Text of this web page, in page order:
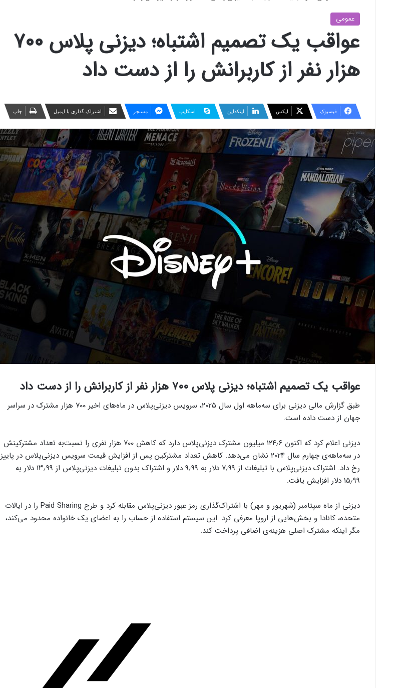
عمومی
عواقب یک تصمیم اشتباه؛ دیزنی پلاس ۷۰۰
هزار نفر از کاربرانش را از دست داد
فیسبوک ایکس لینکداین اسکایپ مسنجر اشتراک گذاری با ایمیل چاپ
عواقب یک تصمیم اشتباه؛ دیزنی پلاس ۷۰۰ هزار نفر از کاربرانش را از دست داد
طبق گزارش مالی دیزنی برای سه‌ماهه اول سال ۲۰۲۵، سرویس دیزنی‌پلاس در ماه‌های اخیر ۷۰۰ هزار مشترک در سراسر
جهان از دست داده است.
دیزنی اعلام کرد که اکنون ۱۲۴٫۶ میلیون مشترک دیزنی‌پلاس دارد که کاهش ۷۰۰ هزار نفری را نسبت‌به تعداد مشترکینش
در سه‌ماهه‌ی چهارم سال ۲۰۲۴ نشان می‌دهد. کاهش تعداد مشترکین پس از افزایش قیمت سرویس دیزنی‌پلاس در پاییز
رخ داد. اشتراک دیزنی‌پلاس با تبلیغات از ۷٫۹۹ دلار به ۹٫۹۹ دلار و اشتراک بدون تبلیغات دیزنی‌پلاس از ۱۳٫۹۹ دلار به
۱۵٫۹۹ دلار افزایش یافت.
دیزنی از ماه سپتامبر (شهریور و مهر) با اشتراک‌گذاری رمز عبور دیزنی‌پلاس مقابله کرد و طرح Paid Sharing را در ایالات
متحده، کانادا و بخش‌هایی از اروپا معرفی کرد. این سیستم استفاده از حساب را به اعضای یک خانواده محدود می‌کند،
مگر اینکه مشترک اصلی هزینه‌ی اضافی پرداخت کند.